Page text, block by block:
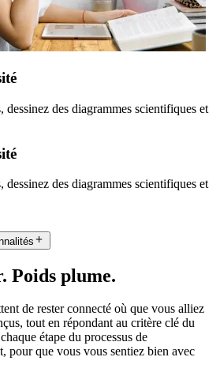
dessinez des diagrammes scientifiques et
dessinez des diagrammes scientifiques et
Poids plume.
de rester connecté où que vous alliez
tout en répondant au critère clé du
étape du processus de
pour que vous vous sentiez bien avec